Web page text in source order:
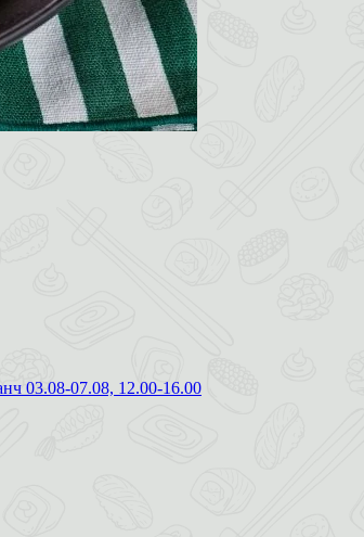
03.08-07.08, 12.00-16.00